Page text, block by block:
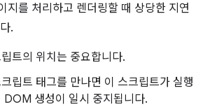
지를 처리하고 렌더링할 때 상당한 지연
.
트의 위치는 중요합니다.
립트 태그를 만나면 이 스크립트가 실행
DOM 생성이 일시 중지됩니다.